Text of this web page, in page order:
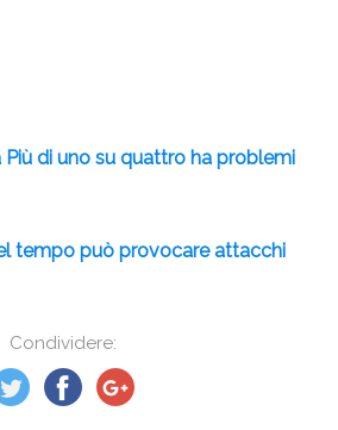
Condividere:
di uno su quattro ha problemi
tempo può provocare attacchi